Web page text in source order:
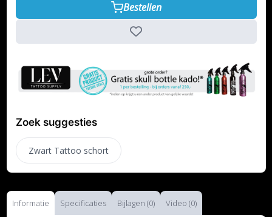
Bestellen
Zoek suggesties
Zwart Tattoo schort
Informatie Specificaties Bijlagen (0) Video (0)